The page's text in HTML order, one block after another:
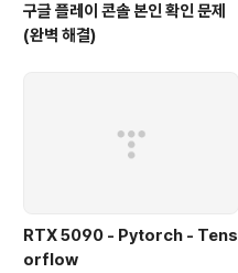
구글 플레이 콘솔 본인 확인 문제
(완벽 해결)
RTX 5090 - Pytorch - Tens
orflow